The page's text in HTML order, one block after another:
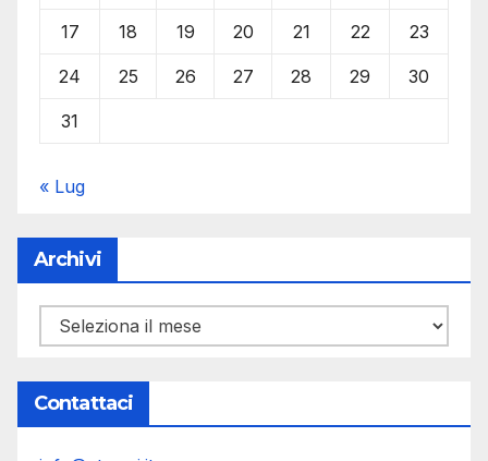
17 18 19 20 21 22 23
24 25 26 27 28 29 30
31
« Lug
Archivi
Archivi
Contattaci